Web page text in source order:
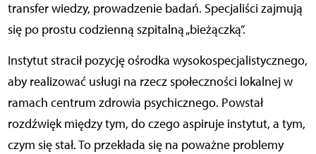
transfer wiedzy, prowadzenie badań. Specjaliści zajmują
się po prostu codzienną szpitalną „bieżączką”.
Instytut stracił pozycję ośrodka wysokospecjalistycznego,
aby realizować usługi na rzecz społeczności lokalnej w
ramach centrum zdrowia psychicznego. Powstał
rozdźwięk między tym, do czego aspiruje instytut, a tym,
czym się stał. To przekłada się na poważne problemy